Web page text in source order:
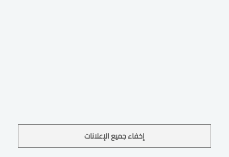
إخفاء جميع الإعلانات